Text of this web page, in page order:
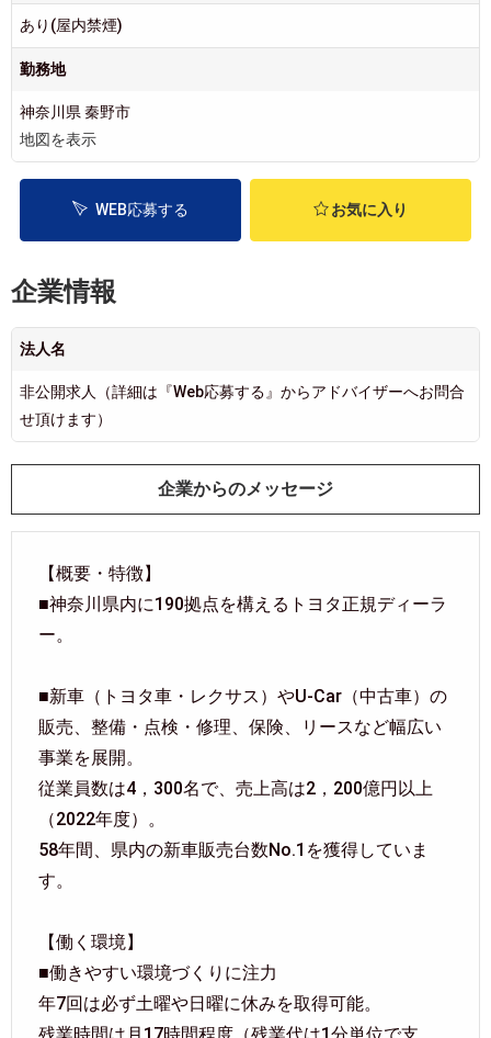
あり(屋内禁煙)
勤務地
神奈川県 秦野市
地図を表示
WEB応募する お気に入り
企業情報
法人名
非公開求人（詳細は『Web応募する』からアドバイザーへお問合
せ頂けます）
企業からのメッセージ
【概要・特徴】
■神奈川県内に190拠点を構えるトヨタ正規ディーラ
ー。
■新車（トヨタ車・レクサス）やU-Car（中古車）の
販売、整備・点検・修理、保険、リースなど幅広い
事業を展開。
従業員数は4，300名で、売上高は2，200億円以上
（2022年度）。
58年間、県内の新車販売台数No.1を獲得していま
す。
【働く環境】
■働きやすい環境づくりに注力
年7回は必ず土曜や日曜に休みを取得可能。